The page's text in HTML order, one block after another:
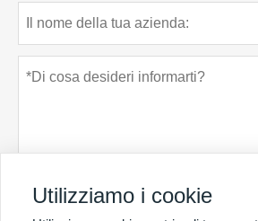
Utilizziamo i cookie